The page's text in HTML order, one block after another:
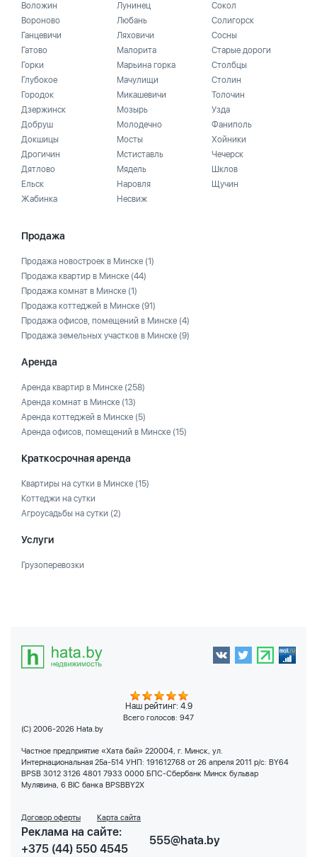
Воложин
Вороново
Ганцевичи
Гатово
Горки
Глубокое
Городок
Дзержинск
Добруш
Докшицы
Дрогичин
Дятлово
Ельск
Жабинка
Лунинец
Любань
Ляховичи
Малорита
Марьина горка
Мачулищи
Микашевичи
Мозырь
Молодечно
Мосты
Мстиставль
Мядель
Наровля
Несвиж
Сокол
Солигорск
Сосны
Старые дороги
Столбцы
Столин
Толочин
Узда
Фаниполь
Хойники
Чечерск
Шклов
Щучин
Продажа
Продажа новостроек в Минске (1)
Продажа квартир в Минске (44)
Продажа комнат в Минске (1)
Продажа коттеджей в Минске (91)
Продажа офисов, помещений в Минске (4)
Продажа земельных участков в Минске (9)
Аренда
Аренда квартир в Минске (258)
Аренда комнат в Минске (13)
Аренда коттеджей в Минске (5)
Аренда офисов, помещений в Минске (15)
Краткосрочная аренда
Квартиры на сутки в Минске (15)
Коттеджи на сутки
Агроусадьбы на сутки (2)
Услуги
Грузоперевозки
Наш рейтинг: 4.9
Всего голосов: 947
(C) 2006-2026 Hata.by
Частное предприятие «Хата бай» 220004, г. Минск, ул.
Интернациональная 25а-514 УНП: 191612768 от 26 апреля 2011 р/с: BY64
BPSB 3012 3126 4801 7933 0000 БПС-Сбербанк Минск бульвар
Мулявина, 6 BIC банка BPSBBY2X
Договор оферты Карта сайта
Реклама на сайте:
+375 (44) 550 4545
555@hata.by